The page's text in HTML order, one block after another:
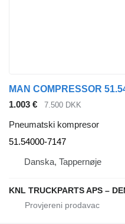
1.003 € 7.500 DKK
Pneumatski kompresor
51.54000-7147
Danska, Tappernøje
KNL TRUCKPARTS APS –